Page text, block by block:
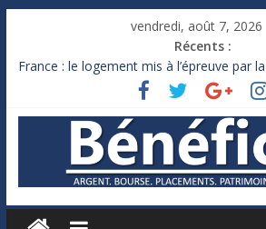
vendredi, août 7, 2026
Récents :
France : le logement mis à l’épreuve par
Des milliards de dollars de droits de
Royaume-Uni : Andy Burnham recule sur
Xavier Niel, le milliardaire qui ne touche
Ruée des fortunes russes vers l’étranger